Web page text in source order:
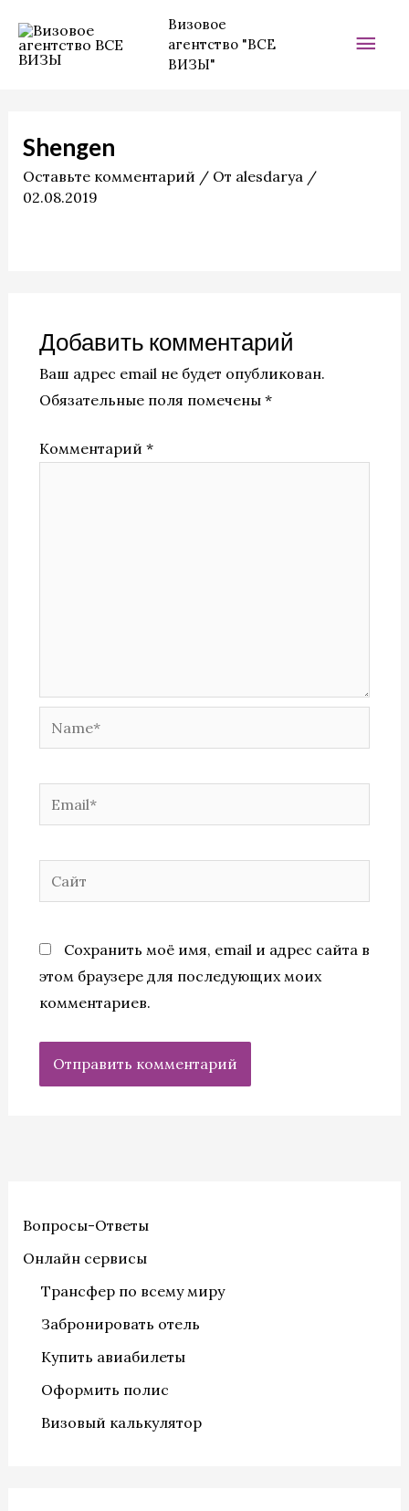
содержимому
Визовое
агентство "ВСЕ
ВИЗЫ"
Shengen
Оставьте комментарий / От alesdarya /
02.08.2019
Добавить комментарий
Ваш адрес email не будет опубликован.
Обязательные поля помечены *
Комментарий *
Name*
Email*
Сайт
Сохранить моё имя, email и адрес сайта в
этом браузере для последующих моих
комментариев.
Вопросы-Ответы
Онлайн сервисы
Трансфер по всему миру
Забронировать отель
Купить авиабилеты
Оформить полис
Визовый калькулятор